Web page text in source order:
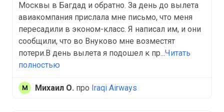
Москвы в Багдад и обратно. За день до вылета
авиакомпания прислала мне письмо, что меня
пересадили в эконом-класс. Я написал им, и они
сообщили, что во Внуково мне возместят
потери.В день вылета я подошел к пр...Читать
полностью
Михаил О. про Iraqi Airways